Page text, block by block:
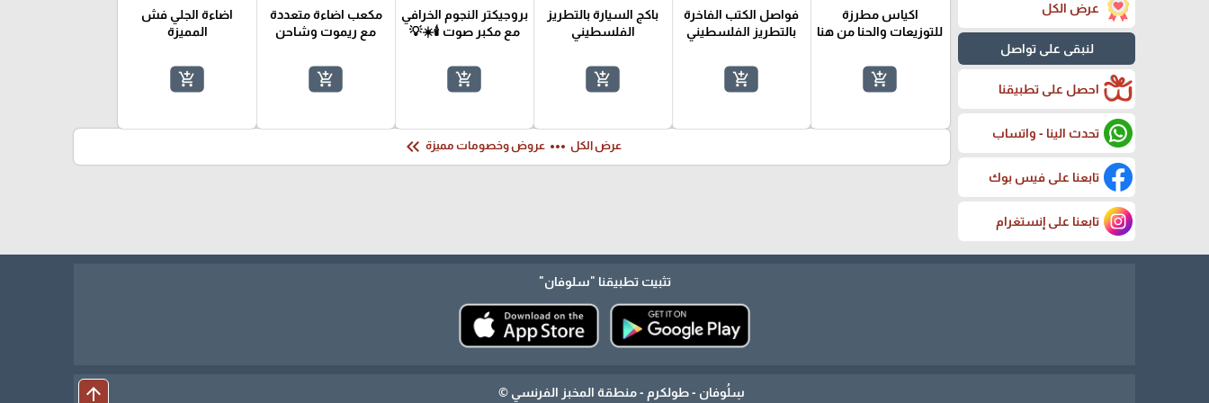
عرض الكل
لنبقى على تواصل
احصل على تطبيقنا
تحدث الينا - واتساب
تابعنا على فيس بوك
تابعنا على إنستغرام
اكياس مطرزة
للتوزيعات والحنا من هنا
add_shopping_cart
فواصل الكتب الفاخرة
بالتطريز الفلسطيني
add_shopping_cart
باكج السيارة بالتطريز
الفلسطيني
add_shopping_cart
بروجيكتر النجوم الخرافي
مع مكبر صوت 🕯️☀️💡
add_shopping_cart
مكعب اضاءة متعددة
مع ريموت وشاحن
add_shopping_cart
اضاءة الجلي فش
المميزة
add_shopping_cart
عرض الكل more_horiz عروض وخصومات مميزة keyboard_double_arrow_left
تثبيت تطبيقنا "سلوفان"
سِلُوفان - طولكرم - منطقة المخبز الفرنسي © arrow_upward